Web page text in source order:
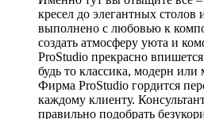
кресел до элегантных
выполнено с любовью к
создать атмосферу уюта и
ProStudio прекрасно
будь то классика, модерн
Фирма ProStudio гордится
каждому клиенту.
правильно подобрать